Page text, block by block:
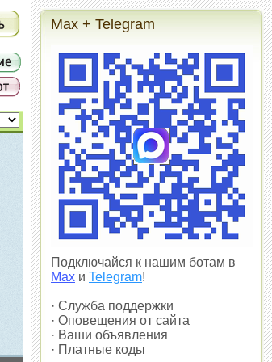
Max + Telegram
Подключайся к нашим ботам в
Max и Telegram!
· Служба поддержки
· Оповещения от сайта
· Ваши объявления
· Платные коды